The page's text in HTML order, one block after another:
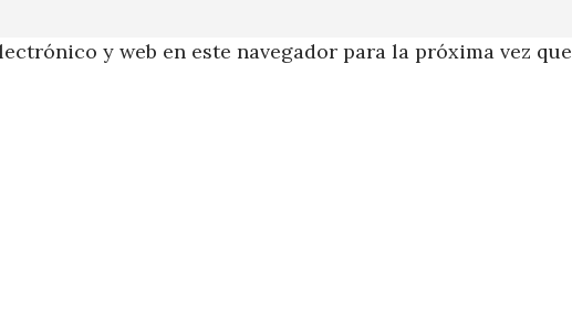
y web en este navegador para la próxima vez que